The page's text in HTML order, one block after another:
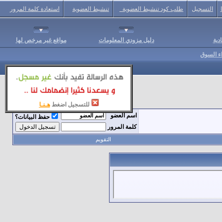
للتسجيل اضغط هـنـا
التسجيل طلب كود تنشيط العضوية تنشيط العضوية استعادة كلمة المرور
دليل مزودي المعلومات مواقع غير مرخص لها
السوق
اسم العضو
حفظ البيانات؟
كلمة المرور
التقويم